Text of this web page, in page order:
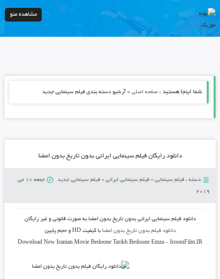
مشاهده منو
شما اینجا هستید : صفحه اصلی» آرشیو دسته بندی فیلم سینمایی جدید
دانلود رایگان فیلم سینمایی ایرانی بدون تاریخ بدون امضا
دسته : فیلم سینمایی» فیلم سینمایی ایرانی» فیلم سینمایی جدید
جمعه 10 می
2019
دانلود فیلم سینمایی ایرانی بدون تاریخ بدون امضا به صورت قانونی و غیر رایگان
دانلود فیلم بدون تاریخ بدون امضا با کیفیت HD و حجم پایین
Download New Iranian Movie Bedoone Tarikh Bedoone Emza – IrooniFilm.IR